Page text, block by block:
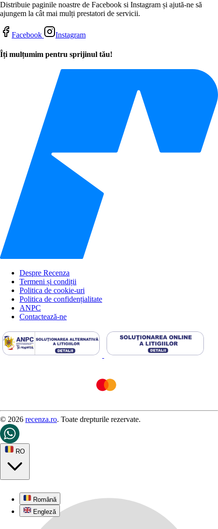
Distribuie paginile noastre de Facebook si Instagram și ajută-ne să
ajungem la cât mai mulți prestatori de servicii.
Facebook Instagram
Îți mulțumim pentru sprijinul tău!
Despre Recenza
Termeni și condiții
Politica de cookie-uri
Politica de confidențialitate
ANPC
Contactează-ne
© 2026 recenza.ro. Toate drepturile rezervate.
RO
Română
Engleză